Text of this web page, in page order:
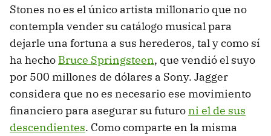
Stones no es el único artista millonario que no
contempla vender su catálogo musical para
dejarle una fortuna a sus herederos, tal y como sí
ha hecho Bruce Springsteen, que vendió el suyo
por 500 millones de dólares a Sony. Jagger
considera que no es necesario ese movimiento
financiero para asegurar su futuroni el de sus
descendientes. Como comparte en la misma